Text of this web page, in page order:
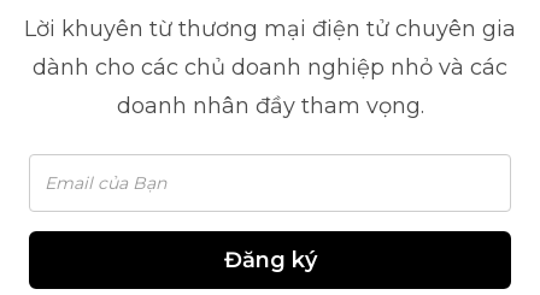
Lời khuyên từ thương mại điện tử chuyên gia
dành cho các chủ doanh nghiệp nhỏ và các
doanh nhân đầy tham vọng.
Đăng ký